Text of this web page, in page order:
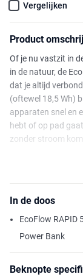
Vergelijken
Product
Of je nu vastzit in
in de natuur, de
dat je altijd
(oftewel 18,5 Wh)
apparaten snel en
hebt of op pad
zonder stroom
innovatieve
telefoon of andere
opgeladen, wat
In de doos
EcoFlow RAPID
Power Bank
Beknopte